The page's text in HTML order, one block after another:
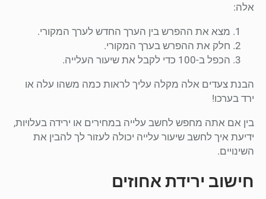
אלה:
מצא את ההפרש בין הערך החדש לערך המקורי.
חלק את ההפרש בערך המקורי.
הכפל ב-100 כדי לקבל את שיעור העלייה.
הבנת צעדים אלה מקלה עליך לראות כמה משהו עלה או
ירד בערכו!
בין אם אתה מחפש לחשב עלייה במחירים או ירידה בעלויות,
ידיעת איך לחשב שיעור עלייה יכולה לעזור לך להבין את
השינויים.
חישוב ירידת אחוזים